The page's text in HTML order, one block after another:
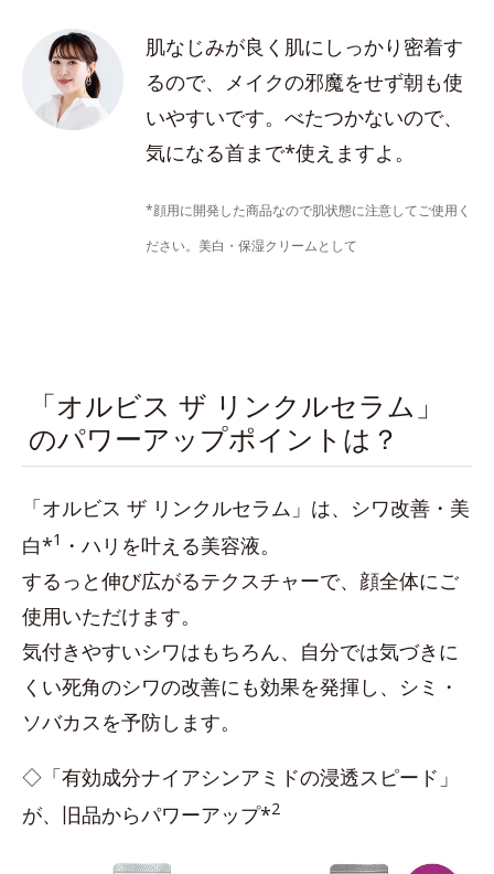
肌なじみが良く肌にしっかり密着す
るので、メイクの邪魔をせず朝も使
いやすいです。べたつかないので、
気になる首まで*使えますよ。
*顔用に開発した商品なので肌状態に注意してご使用く
ださい。美白・保湿クリームとして
「オルビス ザ リンクルセラム」
のパワーアップポイントは？
「オルビス ザ リンクルセラム」は、シワ改善・美
白*1 ・ハリを叶える美容液。
するっと伸び広がるテクスチャーで、顔全体にご
使用いただけます。
気付きやすいシワはもちろん、自分では気づきに
くい死角のシワの改善にも効果を発揮し、シミ・
ソバカスを予防します。
◇「有効成分ナイアシンアミドの浸透スピード」
が、旧品からパワーアップ*2